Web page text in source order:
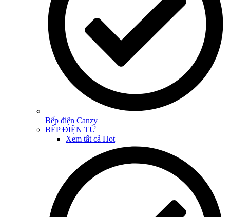
Bếp điện Canzy
BẾP ĐIỆN TỪ
Xem tất cả Hot